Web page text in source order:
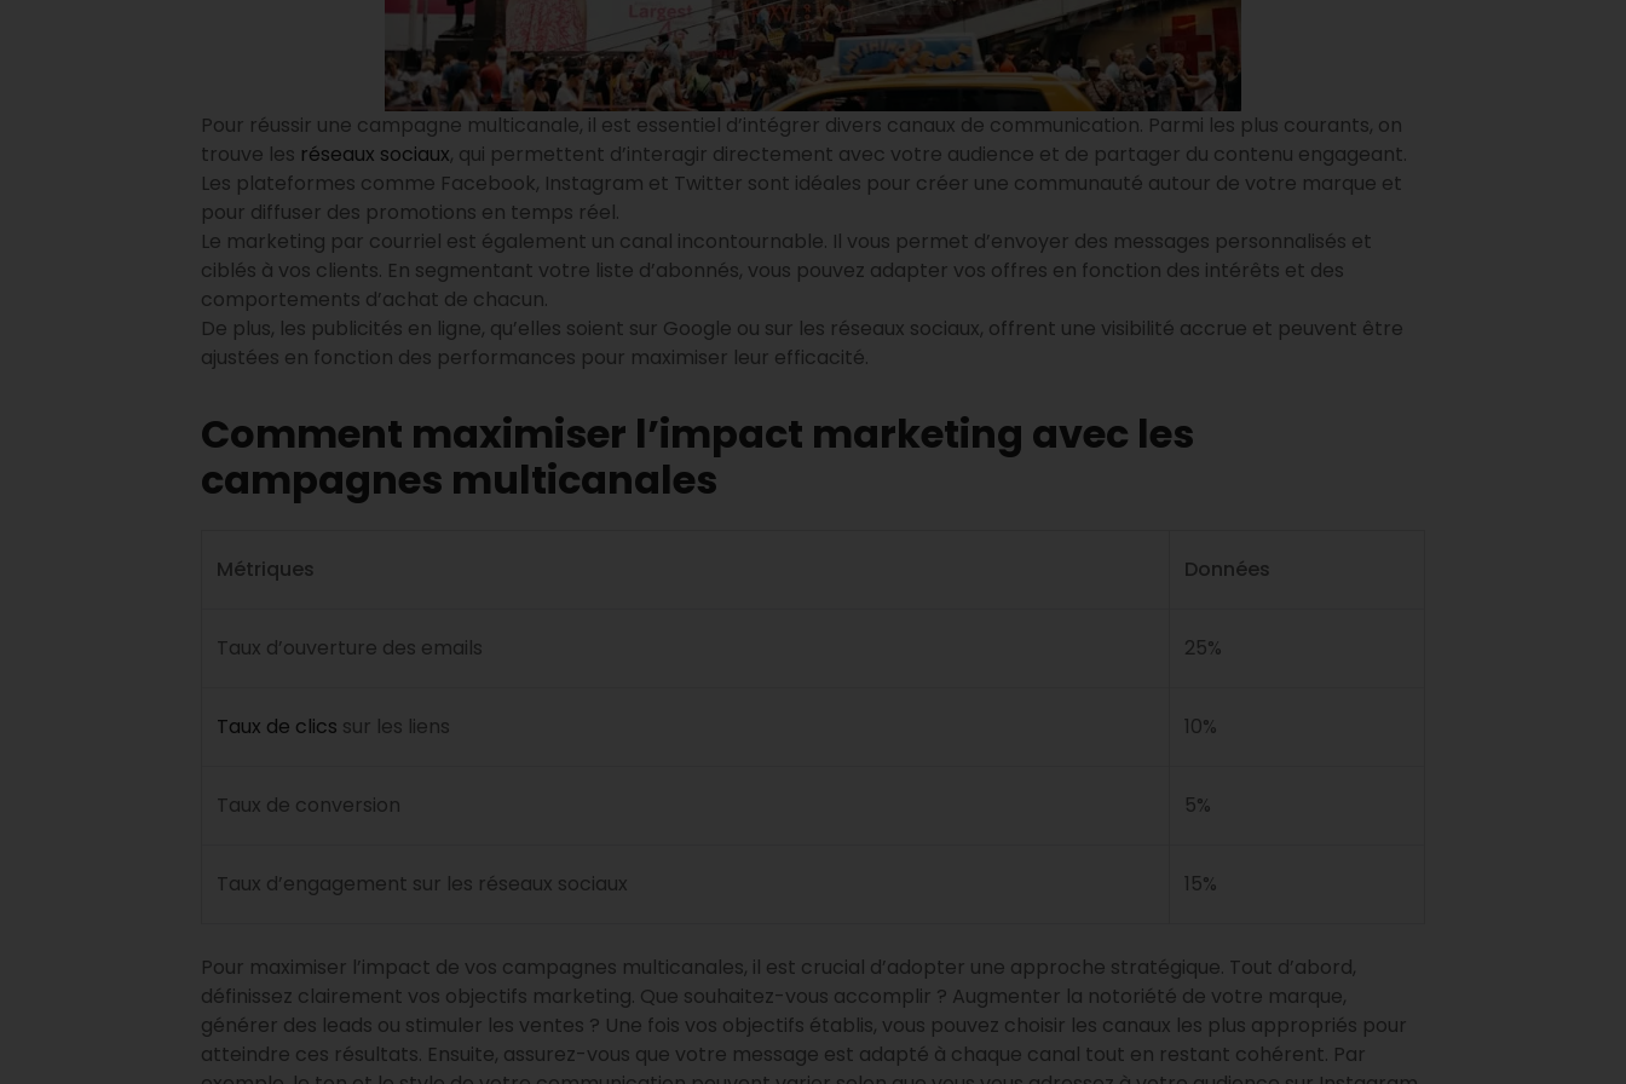
Pour réussir une campagne multicanale, il est essentiel d’intégrer divers canaux de communication. Parmi les plus courants, on
trouve les réseaux sociaux, qui permettent d’interagir directement avec votre audience et de partager du contenu engageant.
Les plateformes comme Facebook, Instagram et Twitter sont idéales pour créer une communauté autour de votre marque et
pour diffuser des promotions en temps réel.
Le marketing par courriel est également un canal incontournable. Il vous permet d’envoyer des messages personnalisés et
ciblés à vos clients. En segmentant votre liste d’abonnés, vous pouvez adapter vos offres en fonction des intérêts et des
comportements d’achat de chacun.
De plus, les publicités en ligne, qu’elles soient sur Google ou sur les réseaux sociaux, offrent une visibilité accrue et peuvent être
ajustées en fonction des performances pour maximiser leur efficacité.
Comment maximiser l’impact marketing avec les
campagnes multicanales
Métriques Données
Taux d’ouverture des emails 25%
Taux de clics sur les liens 10%
Taux de conversion 5%
Taux d’engagement sur les réseaux sociaux 15%
Pour maximiser l’impact de vos campagnes multicanales, il est crucial d’adopter une approche stratégique. Tout d’abord,
définissez clairement vos objectifs marketing. Que souhaitez-vous accomplir ? Augmenter la notoriété de votre marque,
générer des leads ou stimuler les ventes ? Une fois vos objectifs établis, vous pouvez choisir les canaux les plus appropriés pour
atteindre ces résultats. Ensuite, assurez-vous que votre message est adapté à chaque canal tout en restant cohérent. Par